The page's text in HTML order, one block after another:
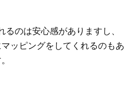
るのは安心感がありますし、
ッピングをしてくれるのもあ